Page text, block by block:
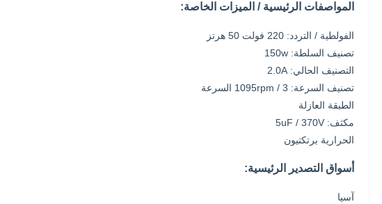
المواصفات الرئيسية / الميزات الخاصة:
الفولطية / التردد: 220 فولت 50 هرتز
تصنيف السلطة: 150w
التصنيف الحالي: 2.0A
تصنيف السرعة: 1095rpm / 3 السرعة
الطبقة العازلة
مكثف: 5uF / 370V
الحرارية برتكتيون
أسواق التصدير الرئيسية:
آسيا